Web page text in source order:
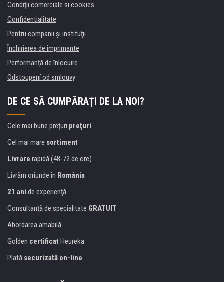
Condiţii comerciale si cookies
Confidentialitate
Pentru companii și instituţii
Închirierea de imprimante
Performanță de înlocuire
Odstoupení od smlouvy
DE CE SĂ CUMPĂRAȚI DE LA NOI?
Cele mai bune preţuri preţuri
Cel mai mare sortiment
Livrare rapidă (48-72 de ore)
Livrăm oriunde în România
21 ani de experienţă
Consultanţă de specialitate GRATUIT
Abordarea amabilă
Golden certificat Heureka
Plată securizată on-line